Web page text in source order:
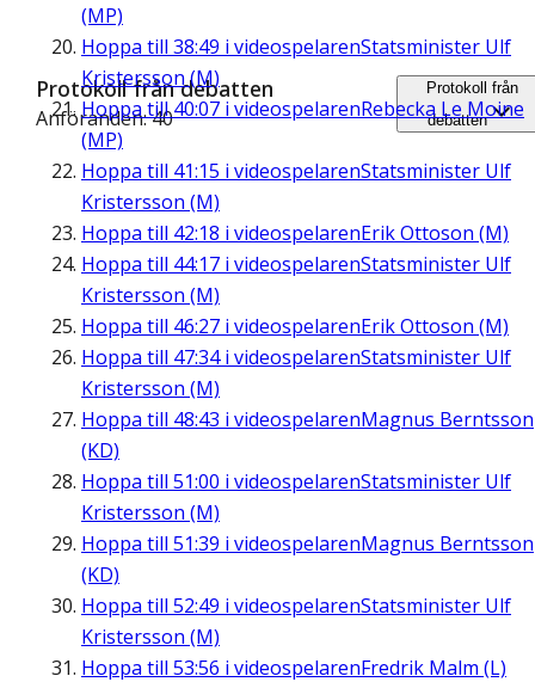
(MP)
Hoppa till 38:49 i videospelarenStatsminister Ulf
Kristersson (M)
Hoppa till40:07 i videospelarenRebecka Le Moine
(MP)
Hoppa till 41:15 i videospelarenStatsminister Ulf
Kristersson (M)
Hoppa till 42:18 i videospelarenErik Ottoson (M)
Hoppa till 44:17 i videospelarenStatsminister Ulf
Kristersson (M)
Hoppa till 46:27 i videospelarenErik Ottoson (M)
Hoppa till 47:34i videospelarenStatsminister Ulf
Kristersson (M)
Hoppa till 48:43 i videospelarenMagnus Berntsson
(KD)
Hoppa till 51:00 i videospelarenStatsminister Ulf
Kristersson (M)
Hoppa till 51:39 i videospelarenMagnus Berntsson
(KD)
Hoppa till 52:49 i videospelarenStatsminister Ulf
Kristersson (M)
Hoppa till 53:56 i videospelarenFredrik Malm (L)
Protokoll från debatten
Anföranden: 40
Protokoll från
debatten